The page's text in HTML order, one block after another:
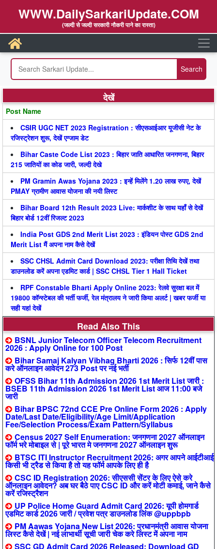
WWW.DailySarkariUpdate.COM
(जल्दी से जल्दी सरकारी नौकरी पाने का रास्ता)
देखें
Post Name
CSIR UGC NET 2023 Registration : सीएसआईआर यूजीसी नेट के
रजिस्ट्रेशन शुरू, देखें एग्जाम डेट
Bihar Caste Code List 2023 : बिहार जाति आधारित जनगणना, बिहार
215 जातियों का कोड जारी, जल्दी देखे
PM Gramin Awas Yojana 2023 : इन्हें मिलेंगे 1.20 लाख रुपए, देखें
PMAY ग्रामीण आवास योजना की नयी लिस्ट
Bihar Board 12th Result 2023 Live: मार्कशीट के साथ यहाँ से देखें
बिहार बोर्ड 12वीं रिजल्ट 2023
India Post GDS 2nd Merit List 2023 : इंडियन पोस्ट GDS 2nd
Merit List मैं अपना नाम कैसे देखें
SSC CHSL Admit Card Download 2023: परीक्षा तिथि देखें तथा
डाउनलोड करें अपना एडमिट कार्ड | SSC CHSL Tier 1 Hall Ticket
RPF Constable Bharti Apply Online 2023: रेलवे सुरक्षा बल में
19800 कॉन्स्टेबल की भर्ती फर्जी, रेल मंत्रालय ने जारी किया अलर्ट | खबर फर्जी या
सही यहां देखें
Read Also This
BSNL Junior Telecom Officer Telecom Recruitment
2026 : Apply Online for 100 Post
Bihar Samaj Kalyan Vibhag Bharti 2026 : सिर्फ 12वीं पास
करे ऑनलाइन आवेदन 273 Post पर नई भर्ती
OFSS Bihar 11th Admission 2026 1st Merit List जारी :
BSEB 11th Admission 2026 1st Merit List आज 11:00 बजे
जारी
Bihar BPSC 72nd CCE Pre Online Form 2026 : Apply
Date/Last Date/Eligibility/Age Limit/Application
Fee/Selection Process/Exam Pattern/Syllabus
Census 2027 Self Enumeration: जनगणना 2027 ऑनलाइन
फॉर्म भरे मोबाइल से | पूरे भारत मे जनगणना 2027 ऑनलाइन शुरू
BTSC ITI Instructor Recruitment 2026: अगर आपने आईटीआई
किसी भी ट्रैड से किया है तो यह फॉर्म आपके लिए ही है
CSC ID Registration 2026: सीएससी सेंटर के लिए ऐसे करे
ऑनलाइन आवेदन? अब घर बैठे पाए CSC ID और करें मोटी कमाई, जाने कैसे
करें रजिस्ट्रैशन
UP Police Home Guard Admit Card 2026: यूपी होमगार्ड
एडमिट कार्ड 2026 जारी / प्रवेश पत्र डाउनलोड लिंक @uppbpb
PM Aawas Yojana New List 2026: प्रधानमंत्री आवास योजना
लिस्ट कैसे देखें | नई लाभार्थी सूची जारी चेक करे लिस्ट में अपना नाम
SSC GD Admit Card 2026 Released: Download GD